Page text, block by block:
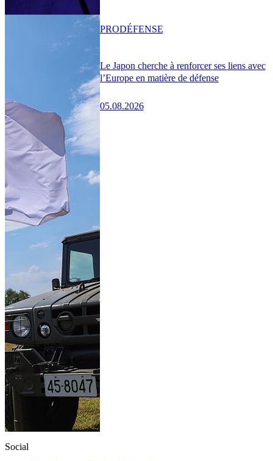
Le Japon cherche à renforcer ses liens avec
l’Europe en matière de défense
05.08.2026
PRODÉFENSE
Social